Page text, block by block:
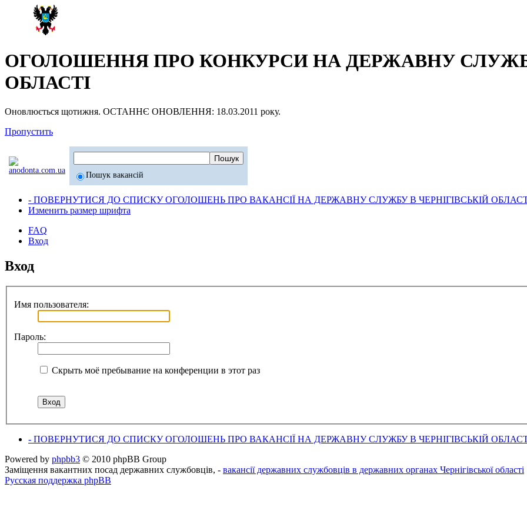
ОГОЛОШЕННЯ ПРО КОНКУРСИ НА ДЕРЖАВНУ
ОБЛАСТІ
Оновлюється щотижня. ОСТАННЄ ОНОВЛЕННЯ: 18.03.2011 року.
Пропустить
Пошук вакансій
- ПОВЕРНУТИСЯ ДО СПИСКУ ОГОЛОШЕНЬ ПРО ВАКАНСІЇ НА ДЕРЖАВНУ СЛУЖБУ В ЧЕРНІГІВСЬКІЙ
Изменить размер шрифта
FAQ
Вход
Вход
Имя пользователя:
Пароль:
Скрыть моё пребывание на конференции в этот раз
- ПОВЕРНУТИСЯ ДО СПИСКУ ОГОЛОШЕНЬ ПРО ВАКАНСІЇ НА ДЕРЖАВНУ СЛУЖБУ В ЧЕРНІГІВСЬКІЙ
Powered by phpbb3 © 2010 phpBB Group
Заміщення вакантних посад державних службовців, - вакансії державних службовців в державних органах Чернігівської області
Русская поддержка phpBB